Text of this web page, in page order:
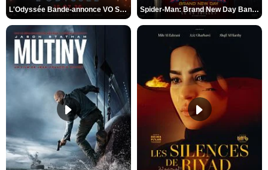
L'Odyssée Bande-annonce VO STFR Spider-Man: Brand New Day Bande-annonce VO STFR